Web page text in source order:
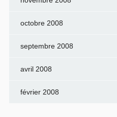
octobre 2008
septembre 2008
avril 2008
février 2008